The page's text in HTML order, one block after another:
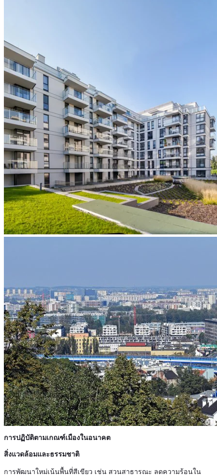
การปฏิบัติตามเกณฑ์เมืองในอนาคต
สิ่งแวดล้อมและธรรมชาติ
การพัฒนาใหม่เน้นพื้นที่สีเขียว เช่น สวนสาธารณะ ลดความร้อนใน